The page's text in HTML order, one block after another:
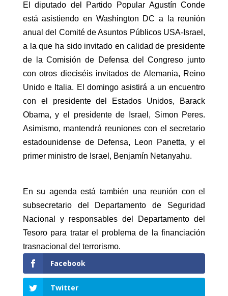
El diputado del Partido Popular Agustín Conde
está asistiendo en Washington DC a la reunión
anual del Comité de Asuntos Públicos USA-Israel,
a la que ha sido invitado en calidad de presidente
de la Comisión de Defensa del Congreso junto
con otros dieciséis invitados de Alemania, Reino
Unido e Italia. El domingo asistirá a un encuentro
con el presidente del Estados Unidos, Barack
Obama, y el presidente de Israel, Simon Peres.
Asimismo, mantendrá reuniones con el secretario
estadounidense de Defensa, Leon Panetta, y el
primer ministro de Israel, Benjamín Netanyahu.
En su agenda está también una reunión con el
subsecretario del Departamento de Seguridad
Nacional y responsables del Departamento del
Tesoro para tratar el problema de la financiación
trasnacional del terrorismo.
Facebook
Twitter